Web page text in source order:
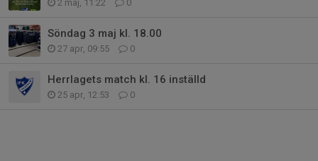
2 maj, 11:22 0
Söndag 3 maj kl. 18.00
27 apr, 09:55 0
Herrlagets match kl. 16 inställd
25 apr, 12:53 0